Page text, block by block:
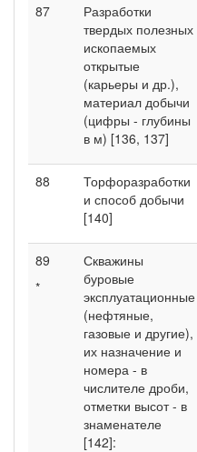
87
Разработки
твердых полезных
ископаемых
открытые
(карьеры и др.),
материал добычи
(цифры - глубины
в м) [136, 137]
88
Торфоразработки
и способ добычи
[140]
89
*
Скважины
буровые
эксплуатационные
(нефтяные,
газовые и другие),
их назначение и
номера - в
числителе дроби,
отметки высот - в
знаменателе
[142]: